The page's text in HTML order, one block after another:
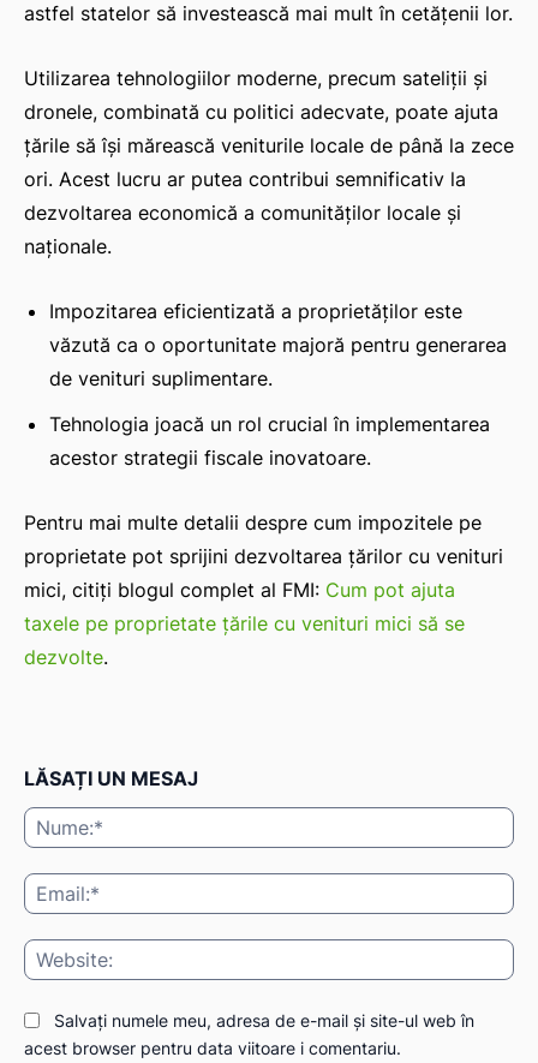
astfel statelor să investească mai mult în cetățenii lor.
Utilizarea tehnologiilor moderne, precum sateliții și
dronele, combinată cu politici adecvate, poate ajuta
țările să își mărească veniturile locale de până la zece
ori. Acest lucru ar putea contribui semnificativ la
dezvoltarea economică a comunităților locale și
naționale.
Impozitarea eficientizată a proprietăților este
văzută ca o oportunitate majoră pentru generarea
de venituri suplimentare.
Tehnologia joacă un rol crucial în implementarea
acestor strategii fiscale inovatoare.
Pentru mai multe detalii despre cum impozitele pe
proprietate pot sprijini dezvoltarea țărilor cu venituri
mici, citiți blogul complet al FMI: Cum pot ajuta
taxele pe proprietate țările cu venituri mici să se
dezvolte.
LĂSAȚI UN MESAJ
Salvați numele meu, adresa de e-mail și site-ul web în
acest browser pentru data viitoare i comentariu.